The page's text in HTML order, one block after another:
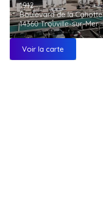
1912
Boulevard de la Cahotte
14360 Trouville-sur-Mer
Voir la carte